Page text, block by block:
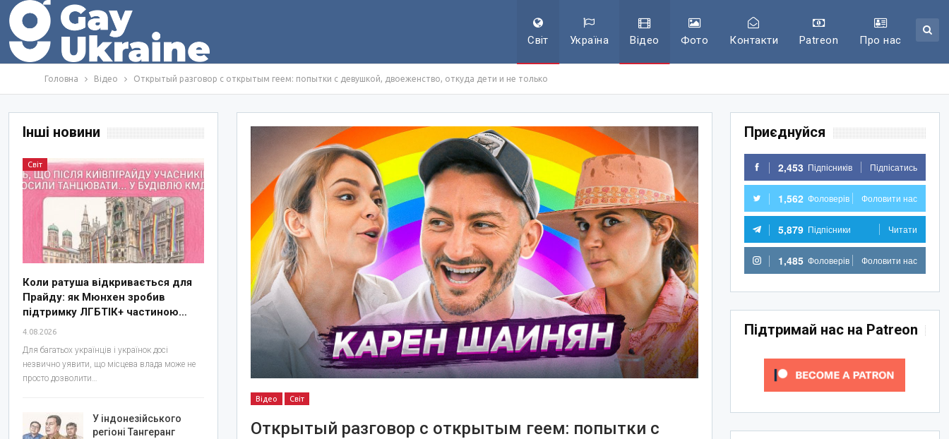
Світ Україна Відео Фото Контакти Patreon Про нас
Головна Відео Открытый разговор с открытым геем: попытки с девушкой, двоеженство, откуда дети и не только
Відео Світ
Открытый разговор с открытым геем: попытки с
Приєднуйся
2,453 Підпісників Підпісатись
1,562 Фоловерів Фоловити нас
5,879 Підпісники Читати
1,485 Фоловерів Фоловити нас
Підтримай нас на Patreon
Інші новини
Світ
Коли ратуша відкривається для
Прайду: як Мюнхен зробив
підтримку ЛГБТІК+ частиною…
4.08.2026
Для багатьох українців і українок досі
незвично уявити, що місцева влада може не
просто дозволити…
У індонезійського
регіоні Тангеранг